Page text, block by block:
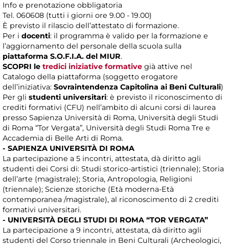
Info e prenotazione obbligatoria
Tel. 060608 (tutti i giorni ore 9.00 - 19.00)
È previsto il rilascio dell’attestato di formazione.
Per i docenti: il programma è valido per la formazione e
l’aggiornamento del personale della scuola sulla
piattaforma S.O.F.I.A. del MIUR.
SCOPRI le tredici iniziative formative già attive nel
Catalogo della piattaforma (soggetto erogatore
dell’iniziativa: Sovraintendenza Capitolina ai Beni Culturali)
Per gli studenti universitari: è previsto il riconoscimento di
crediti formativi (CFU) nell’ambito di alcuni corsi di laurea
presso Sapienza Università di Roma, Università degli Studi
di Roma “Tor Vergata”, Università degli Studi Roma Tre e
Accademia di Belle Arti di Roma.
- SAPIENZA UNIVERSITÀ DI ROMA
La partecipazione a 5 incontri, attestata, dà diritto agli
studenti dei Corsi di: Studi storico-artistici (triennale); Storia
dell’arte (magistrale); Storia, Antropologia, Religioni
(triennale); Scienze storiche (Età moderna-Età
contemporanea /magistrale), al riconoscimento di 2 crediti
formativi universitari.
- UNIVERSITÀ DEGLI STUDI DI ROMA “TOR VERGATA”
La partecipazione a 9 incontri, attestata, dà diritto agli
studenti del Corso triennale in Beni Culturali (Archeologici,